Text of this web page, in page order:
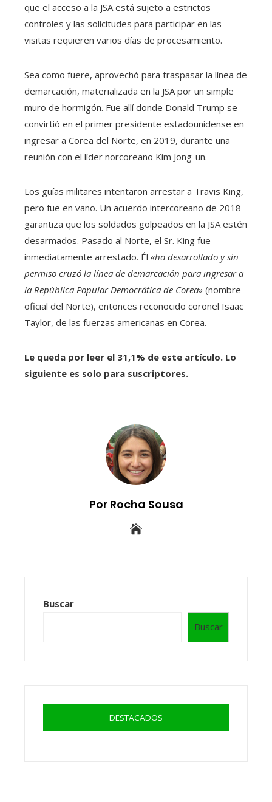
que el acceso a la JSA está sujeto a estrictos
controles y las solicitudes para participar en las
visitas requieren varios días de procesamiento.
Sea como fuere, aprovechó para traspasar la línea de
demarcación, materializada en la JSA por un simple
muro de hormigón. Fue allí donde Donald Trump se
convirtió en el primer presidente estadounidense en
ingresar a Corea del Norte, en 2019, durante una
reunión con el líder norcoreano Kim Jong-un.
Los guías militares intentaron arrestar a Travis King,
pero fue en vano. Un acuerdo intercoreano de 2018
garantiza que los soldados golpeados en la JSA estén
desarmados. Pasado al Norte, el Sr. King fue
inmediatamente arrestado. Él «ha desarrollado y sin
permiso cruzó la línea de demarcación para ingresar a
la República Popular Democrática de Corea» (nombre
oficial del Norte), entonces reconocido coronel Isaac
Taylor, de las fuerzas americanas en Corea.
Le queda por leer el 31,1% de este artículo. Lo
siguiente es solo para suscriptores.
Por Rocha Sousa
Buscar
Buscar
DESTACADOS